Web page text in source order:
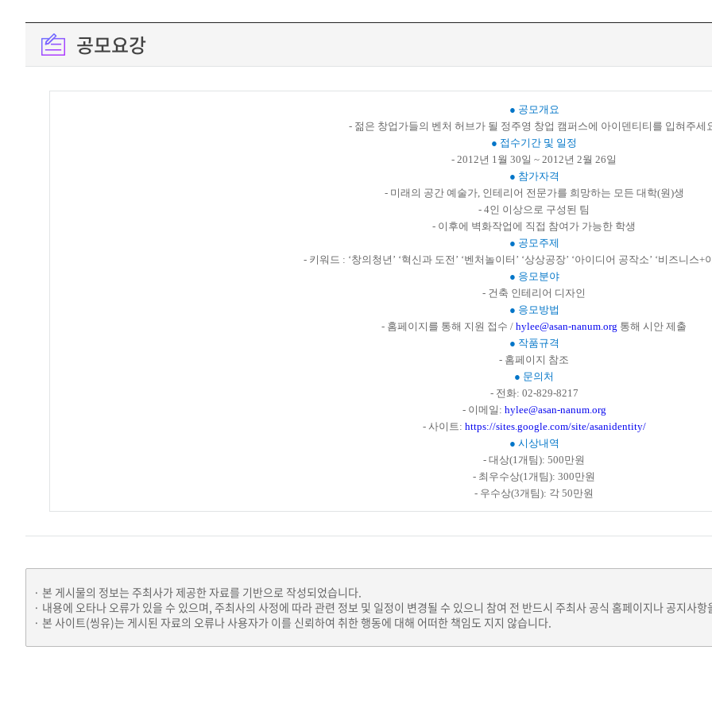
공모요강
● 공모개요
- 젊은 창업가들의 벤처 허브가 될 정주영 창업 캠퍼스에 아이덴티티를 입혀주세
● 접수기간 및 일정
- 2012년 1월 30일 ~ 2012년 2월 26일
● 참가자격
- 미래의 공간 예술가, 인테리어 전문가를 희망하는 모든 대학(원)생
- 4인 이상으로 구성된 팀
- 이후에 벽화작업에 직접 참여가 가능한 학생
● 공모주제
- 키워드 : ‘창의청년’ ‘혁신과 도전’ ‘벤처놀이터’ ‘상상공장’ ‘아이디어 공작소’ ‘비즈니스+
● 응모분야
- 건축 인테리어 디자인
● 응모방법
- 홈페이지를 통해 지원 접수 / hylee@asan-nanum.org 통해 시안 제출
● 작품규격
- 홈페이지 참조
● 문의처
- 전화: 02-829-8217
- 이메일: hylee@asan-nanum.org
- 사이트: https://sites.google.com/site/asanidentity/
● 시상내역
- 대상(1개팀): 500만원
- 최우수상(1개팀): 300만원
- 우수상(3개팀): 각 50만원
본 게시물의 정보는 주최사가 제공한 자료를 기반으로 작성되었습니다.
내용에 오타나 오류가 있을 수 있으며, 주최사의 사정에 따라 관련 정보 및 일정이 변경될 수 있으니 참여 전 반드시 주최사 공식 홈페이지나 공지사
본 사이트(씽유)는 게시된 자료의 오류나 사용자가 이를 신뢰하여 취한 행동에 대해 어떠한 책임도 지지 않습니다.